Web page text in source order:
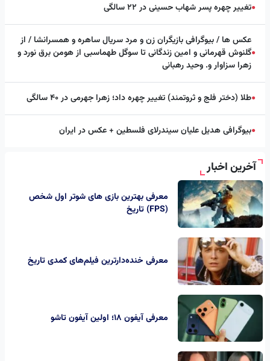
●تغییر چهره پسر شهاب حسینی در ۲۲ سالگی
●
عکس ها / بیوگرافی بازیگران زن و مرد سریال ساهره و همسرانشا / از
گلنوش قهرمانی و امین زندگانی تا سوگل طهماسبی از هومن برق نورد و
زهرا سزاوار و. وحید رهبانی
●طلا (دختر فلج و ثروتمند) تغییر چهره داد؛ زهرا جهرمی در ۴۰ سالگی
●بیوگرافی هدیل علیان سیندرلای فلسطین + عکس در ایران
آخرین اخبار
معرفی بهترین بازی های شوتر اول شخص
(FPS) تاریخ
معرفی خنده‌دارترین فیلم‌های کمدی تاریخ
معرفی آیفون ۱۸؛ اولین آیفون تاشو